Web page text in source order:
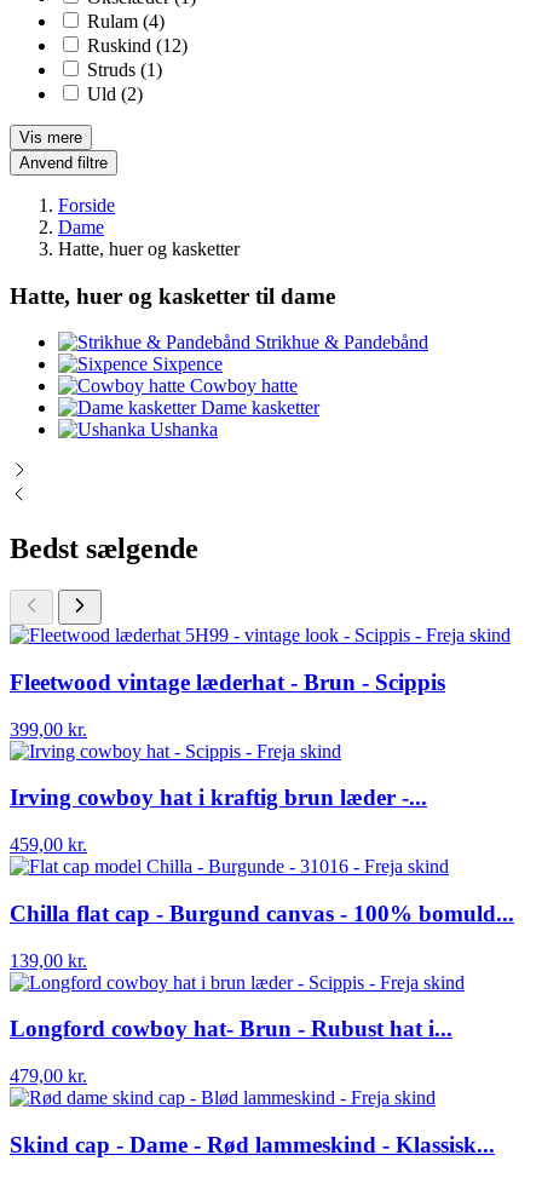
Rulam (4)
Ruskind (12)
Struds (1)
Uld (2)
Vis mere
Anvend filtre
Forside
Dame
Hatte, huer og kasketter
Hatte, huer og kasketter til dame
Strikhue & Pandebånd
Sixpence
Cowboy hatte
Dame kasketter
Ushanka
Bedst sælgende
Fleetwood vintage læderhat - Brun - Scippis
399,00 kr.
Irving cowboy hat i kraftig brun læder -...
459,00 kr.
Chilla flat cap - Burgund canvas - 100% bomuld...
139,00 kr.
Longford cowboy hat- Brun - Rubust hat i...
479,00 kr.
Skind cap - Dame - Rød lammeskind - Klassisk...